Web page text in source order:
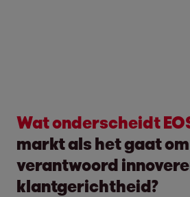
Wat onderscheidt
markt als het gaat om
verantwoord
klantgerichtheid?